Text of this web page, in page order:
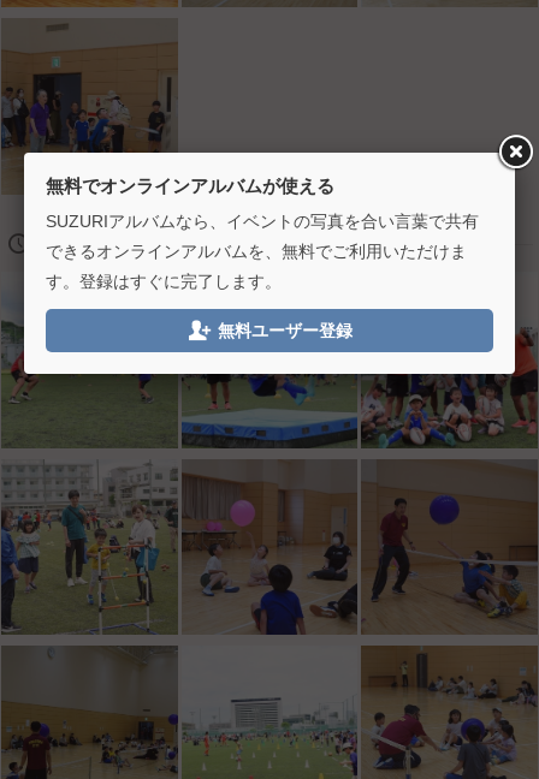
🕔 2023/05/28 11:00
無料でオンラインアルバムが使える
SUZURIアルバムなら、イベントの写真を合い言葉で共有
できるオンラインアルバムを、無料でご利用いただけま
す。登録はすぐに完了します。
 無料ユーザー登録